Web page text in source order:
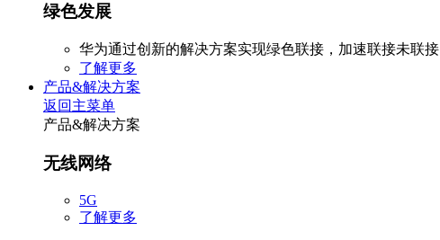
绿色发展
华为通过创新的解决方案实现绿色联接，加速联接未联接
了解更多
产品&解决方案
返回主菜单
产品&解决方案
无线网络
5G
了解更多